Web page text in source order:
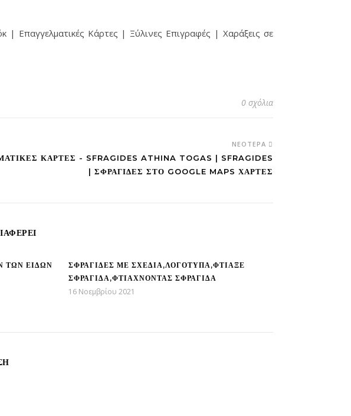
• μέσα από μια μεγάλη ποικιλία σφραγίδων στο "Sfragides Athina TOGAS"
Κάρτες | Ξύλινες Επιγραφές | Χαράξεις σε
0 σχόλια
ΝΕΌΤΕΡΑ
ΚΑΡΤΕΣ - SFRAGIDES ATHINA TOGAS | SFRAGIDES
| ΣΦΡΑΓΊΔΕΣ ΣΤΟ GOOGLE MAPS ΧΆΡΤΕΣ
ΤΩΝ ΕΙΔΏΝ
ΣΦΡΑΓΊΔΕΣ ΜΕ ΣΧΈΔΙΑ,ΛΟΓΌΤΥΠΑ,ΦΤΙΆΞΕ
ΣΦΡΑΓΊΔΑ,ΦΤΙΆΧΝΟΝΤΑΣ ΣΦΡΑΓΊΔΑ
16 Νοεμβρίου 2021